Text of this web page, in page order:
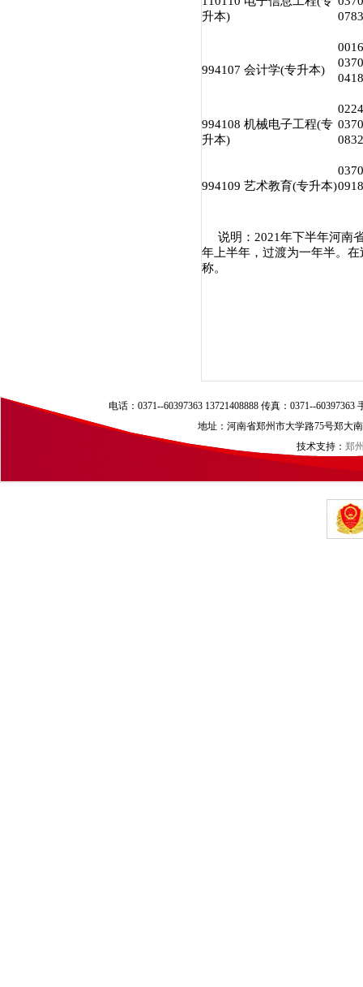
升本)
994107 会计学(专升本)
994108 机械电子工程(专
升本)
994109 艺术教育(专升本)
说明：2021年下半年河南
年上半年，过渡为一年半。
称。
电话：0371--60397363 13721408888 传真：0371--
地址：河南省郑州市大学路75号郑大
技术支持： 郑